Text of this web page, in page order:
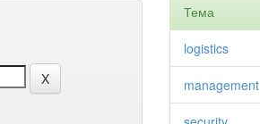
Тема
logistics
management